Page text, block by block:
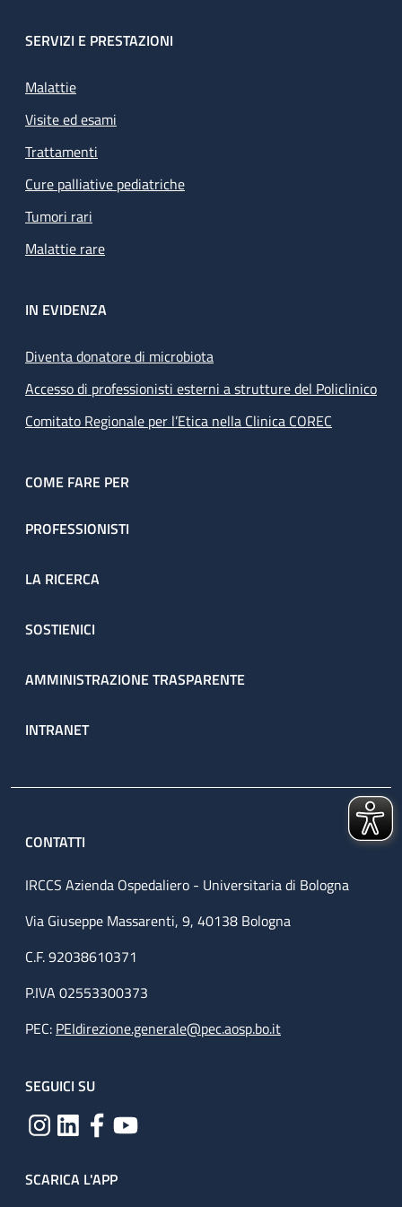
SERVIZI E PRESTAZIONI
Malattie
Visite ed esami
Trattamenti
Cure palliative pediatriche
Tumori rari
Malattie rare
IN EVIDENZA
Diventa donatore di microbiota
Accesso di professionisti esterni a strutture del Policlinico
Comitato Regionale per l’Etica nella Clinica COREC
COME FARE PER
PROFESSIONISTI
LA RICERCA
SOSTIENICI
AMMINISTRAZIONE TRASPARENTE
INTRANET
CONTATTI
IRCCS Azienda Ospedaliero - Universitaria di Bologna
Via Giuseppe Massarenti, 9, 40138 Bologna
C.F. 92038610371
P.IVA 02553300373
PEC: PEIdirezione.generale@pec.aosp.bo.it
SEGUICI SU
SCARICA L'APP